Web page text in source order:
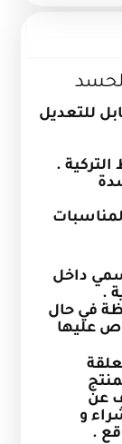
للتعديل
.
داخل
.
في حال
عليها
عن
و
.